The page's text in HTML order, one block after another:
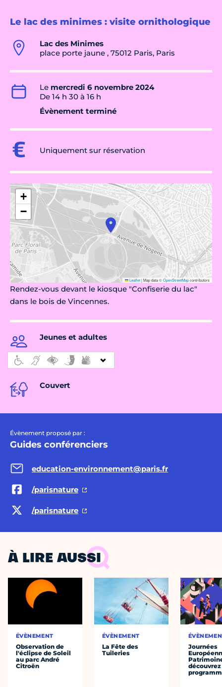
Le lac des minimes : visite ornithologique
Lac des Minimes
place porte jaune , 75012 Paris, Paris
Le mercredi 6 novembre 2024
De 14 h 30 à 16 h
Évènement terminé
Uniquement sur réservation
+
−
Leaflet|Map data ©OpenStreetMapcontributors
Rendez-vous devant le kiosque "Confiserie du lac"
dans le bois de Vincennes.
Jeunes et adultes
Couvert
Évènement proposé par :
Guides conférenciers
education-environnement@paris.fr
/parisnature
/parisnature
À LIRE AUSSI
ÉVÈNEMENT
Observation de
l'éclipse de Soleil
au parc André
Citroën
ÉVÈNEMENT
La Fête des
Tuileries
Journées